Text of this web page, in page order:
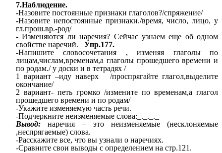
7.Наблюдение.
-Назовите постоянные признаки глаголов?/спряжение/
-Назовите непостоянные признаки./время, число, лицо, у
гл.прош.вр.-род/
- Изменяются ли наречия? Сейчас узнаем еще об одном
свойстве наречий. Упр.177.
-Напишите словосочетания , изменяя глаголы по
лицам,числам,временам,а глаголы прошедшего времени и
по родам./ у доски и в тетрадях /
1 вариант –иду наверх /проспрягайте глагол,выделите
окончание/
2 вариант- петь громко /измените по временам,а глагол
прошедшего времени и по родам/
-Укажите изменяемую часть речи.
-Подчеркните неизменяемые слова:_._._._
Вывод: наречия – это неизменяемые (несклоняемые
,неспрягаемые) слова.
-Расскажите все, что вы узнали о наречиях.
-Сравните свои выводы с определением на стр.121.